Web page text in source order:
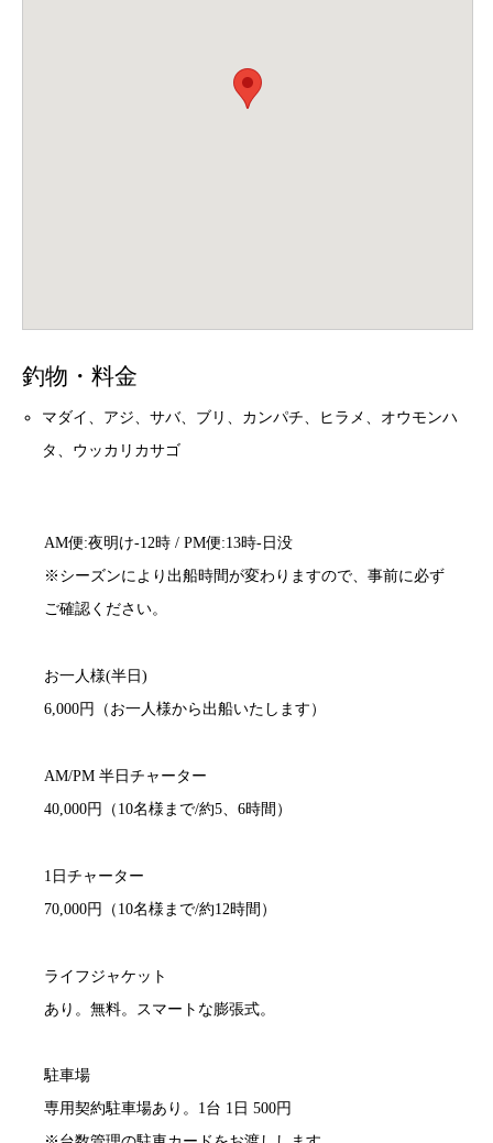
釣物・料金
マダイ、アジ、サバ、ブリ、カンパチ、ヒラメ、オウモンハ
タ、ウッカリカサゴ
AM便:夜明け-12時 / PM便:13時-日没
※シーズンにより出船時間が変わりますので、事前に必ず
ご確認ください。
お一人様(半日)
6,000円（お一人様から出船いたします）
AM/PM 半日チャーター
40,000円（10名様まで/約5、6時間）
1日チャーター
70,000円（10名様まで/約12時間）
ライフジャケット
あり。無料。
スマートな膨張式。
駐車場
専用契約駐車場あり。1台 1日 500円